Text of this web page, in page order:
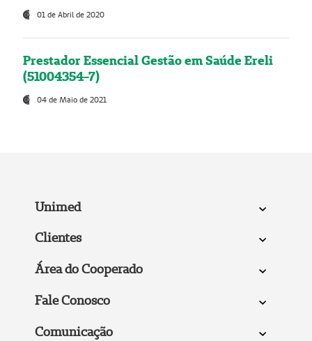
01 de Abril de 2020
Prestador Essencial Gestão em Saúde Ereli
(51004354-7)
04 de Maio de 2021
Unimed
Clientes
Área do Cooperado
Fale Conosco
Comunicação